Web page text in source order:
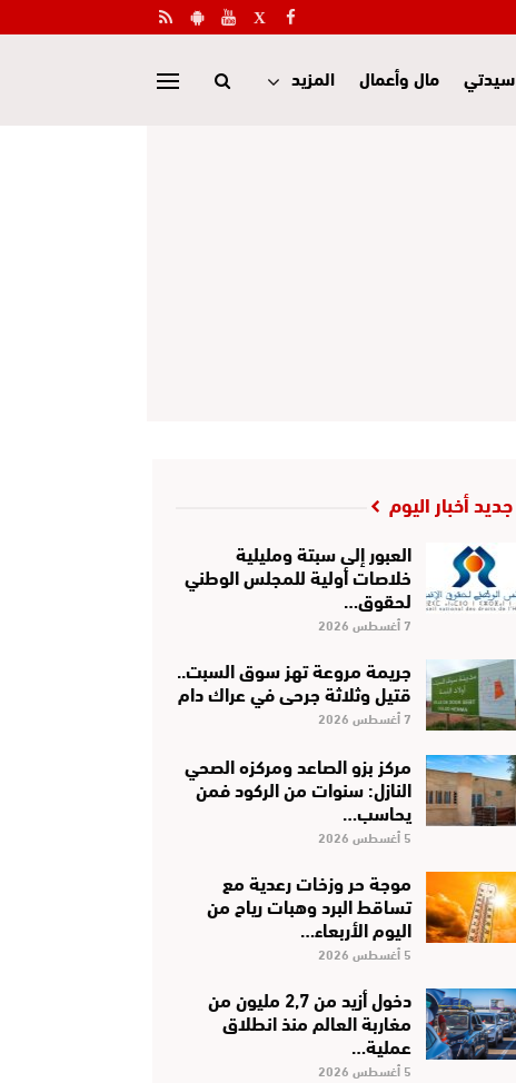
سيدتي مال وأعمال المزيد
جديد أخبار اليوم
العبور إلى سبتة ومليلية
خلاصات أولية للمجلس الوطني
لحقوق…
7 أغسطس 2026
جريمة مروعة تهز سوق السبت..
قتيل وثلاثة جرحى في عراك دام
7 أغسطس 2026
مركز بزو الصاعد ومركزه الصحي
النازل: سنوات من الركود فمن
يحاسب…
5 أغسطس 2026
موجة حر وزخات رعدية مع
تساقط البرد وهبات رياح من
اليوم الأربعاء…
5 أغسطس 2026
دخول أزيد من 2,7 مليون من
مغاربة العالم منذ انطلاق
عملية…
5 أغسطس 2026